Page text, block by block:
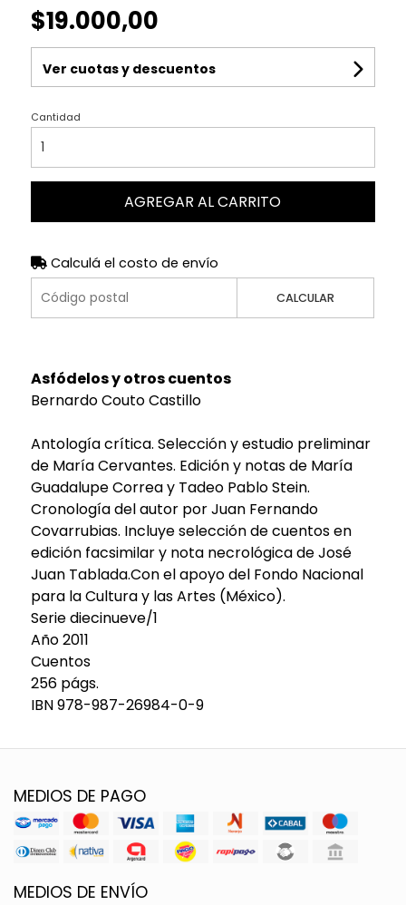
$19.000,00
Ver cuotas y descuentos
Cantidad
AGREGAR AL CARRITO
Calculá el costo de envío
CALCULAR
Asfódelos y otros cuentos
Bernardo Couto Castillo
Antología crítica. Selección y estudio preliminar
de María Cervantes. Edición y notas de María
Guadalupe Correa y Tadeo Pablo Stein.
Cronología del autor por Juan Fernando
Covarrubias. Incluye selección de cuentos en
edición facsimilar y nota necrológica de José
Juan Tablada.Con el apoyo del Fondo Nacional
para la Cultura y las Artes (México).
Serie diecinueve/1
Año 2011
Cuentos
256 págs.
IBN 978-987-26984-0-9
MEDIOS DE PAGO
MEDIOS DE ENVÍO